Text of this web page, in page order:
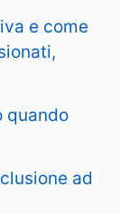
e come
quando
ad